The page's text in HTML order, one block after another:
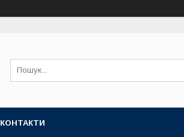
КОНТАКТИ